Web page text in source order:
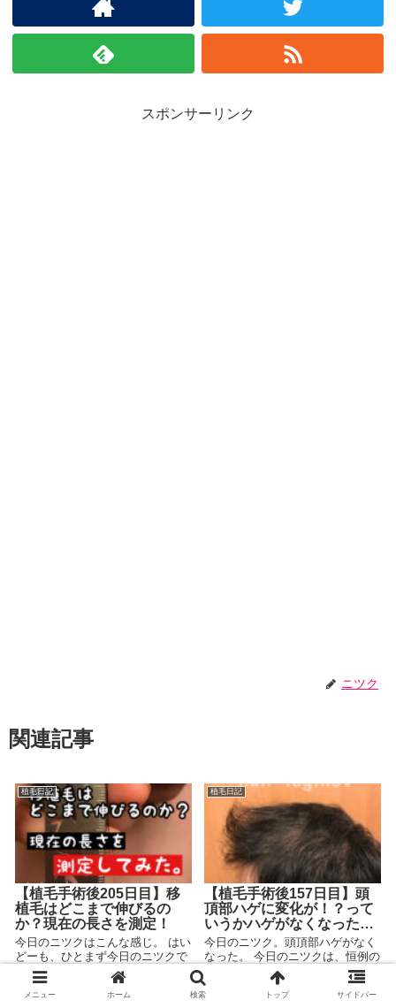
スポンサーリンク
ニツク
関連記事
植毛日記
【植毛手術後205日目】移
植毛はどこまで伸びるの
か？現在の長さを測定！
今日のニツクはこんな感じ。 はい
どーも、ひとまず今日のニツクで
す。 まったく変わり映えなし！
毎日こんな感じなので、とりあえ
ず今日は ずいぶん前から言ってい
植毛日記
【植毛手術後157日目】頭
頂部ハゲに変化が！？って
いうかハゲがなくなった…
今日のニツク。頭頂部ハゲがなく
なった。 今日のニツクは、恒例の
頭頂部ハゲの様子なんですが、 な
ぜか、ハゲがなくなっていまし
た… ニツク WHY！？なぜに！？
メニュー ホーム 検索 トップ サイドバー